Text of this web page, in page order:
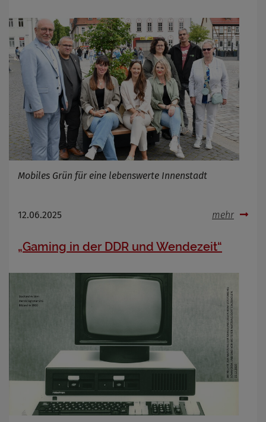
Mobiles Grün für eine lebenswerte Innenstadt
12.06.2025 mehr
„Gaming in der DDR und Wendezeit“